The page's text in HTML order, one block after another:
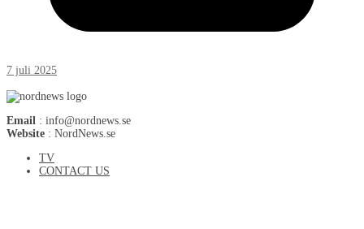
7 juli 2025
Email : info@nordnews.se
Website : NordNews.se
TV
CONTACT US